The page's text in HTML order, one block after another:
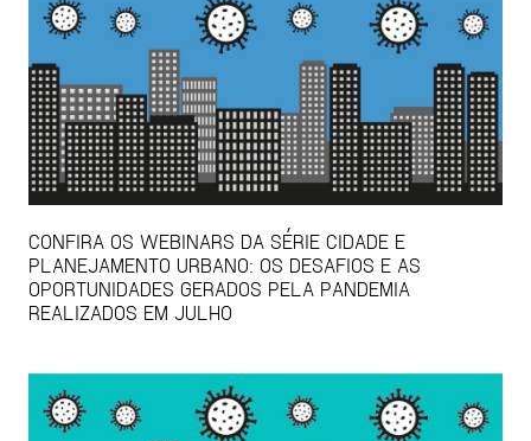
CONFIRA OS WEBINARS DA SÉRIE CIDADE E
PLANEJAMENTO URBANO: OS DESAFIOS E AS
OPORTUNIDADES GERADOS PELA PANDEMIA
REALIZADOS EM JULHO